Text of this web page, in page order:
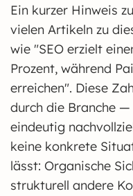
Ein kurzer Hinweis
vielen Artikeln zu
wie "SEO erzielt
Prozent, während
erreichen". Diese
durch die Branche
eindeutig
keine konkrete
lässt: Organische
strukturell andere